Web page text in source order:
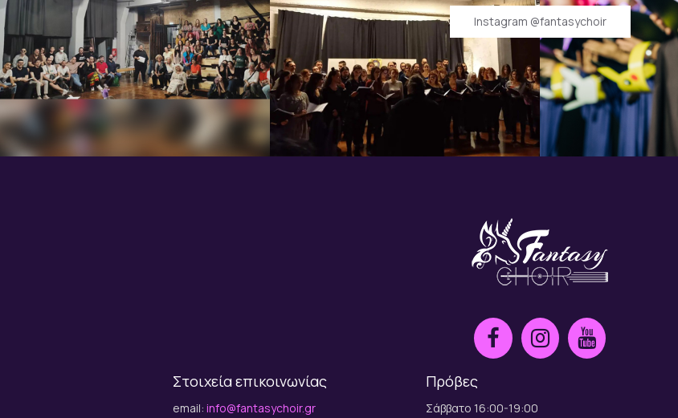
Instagram @fantasychoir
Στοιχεία επικοινωνίας
email: info@fantasychoir.gr
Πρόβες
Σάββατο 16:00-19:00